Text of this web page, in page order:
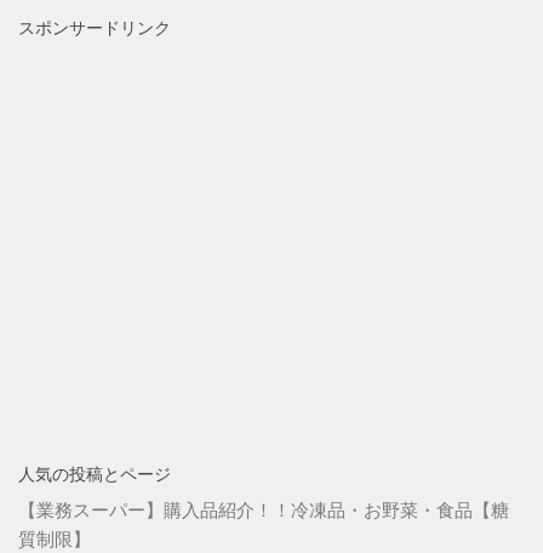
スポンサードリンク
人気の投稿とページ
【業務スーパー】購入品紹介！！冷凍品・お野菜・食品【糖
質制限】